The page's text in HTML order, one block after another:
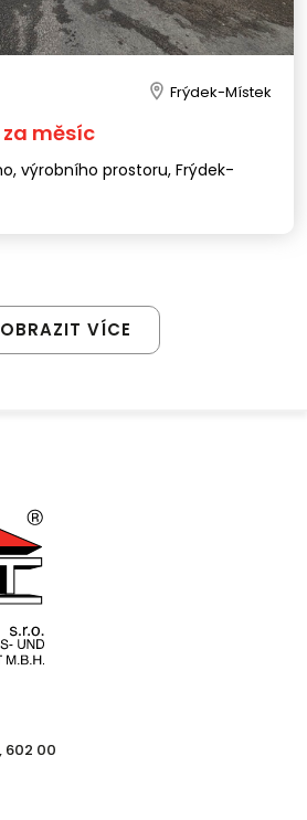
Frýdek-Místek
za měsíc
výrobního prostoru, Frýdek-
VÍCE
602 00